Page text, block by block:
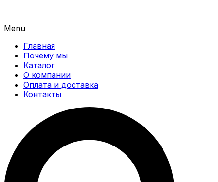
Menu
Главная
Почему мы
Каталог
О компании
Оплата и доставка
Контакты